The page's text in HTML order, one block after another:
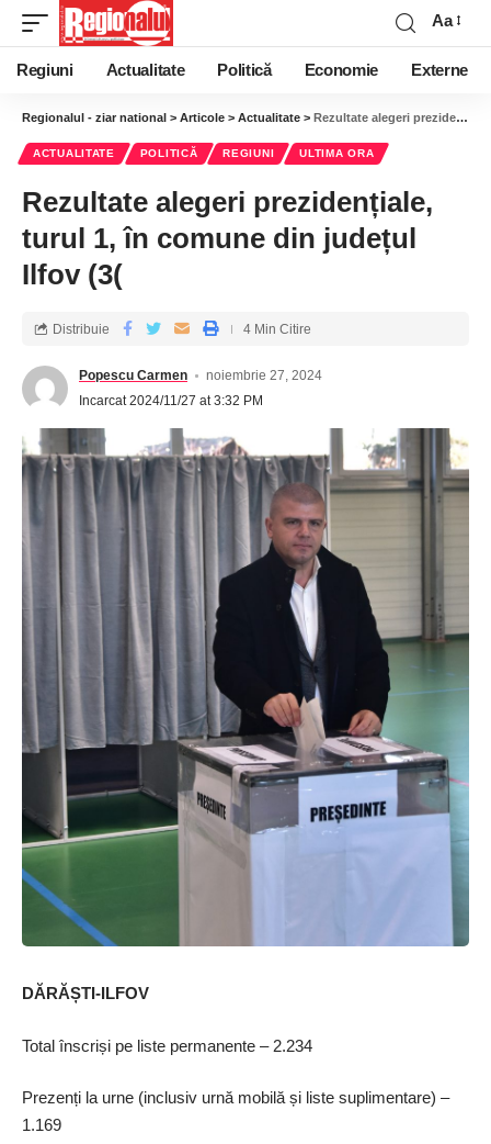
Aa
Regiuni Actualitate Politică Economie Externe
Regionalul - ziar national > Articole > Actualitate > Rezultate alegeri prezidențiale, turul 1, în comune din județul Ilfov (3(
ACTUALITATE POLITICĂ REGIUNI ULTIMA ORA
Rezultate alegeri prezidențiale,
turul 1, în comune din județul
Ilfov (3(
Popescu Carmen
noiembrie 27, 2024
Incarcat 2024/11/27 at 3:32 PM
Distribuie 4 Min Citire
DĂRĂȘTI-ILFOV
Total înscriși pe liste permanente – 2.234
Prezenți la urne (inclusiv urnă mobilă și liste suplimentare) –
1.169